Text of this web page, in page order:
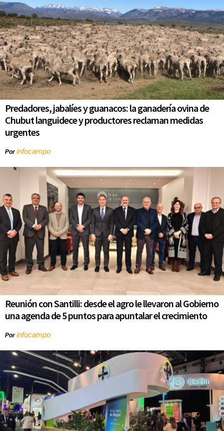
Predadores, jabalíes y guanacos: la ganadería ovina de
Chubut languidece y productores reclaman medidas
urgentes
Porinfocampo
Reunión con Santilli: desde el agro le llevaron al Gobierno
una agenda de 5 puntos para apuntalar el crecimiento
Porinfocampo